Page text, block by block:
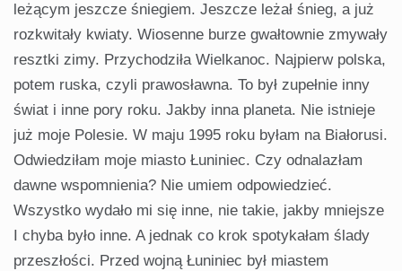
leżącym jeszcze śniegiem. Jeszcze leżał śnieg, a już
rozkwitały kwiaty. Wiosenne burze gwałtownie zmywały
resztki zimy. Przychodziła Wielkanoc. Najpierw polska,
potem ruska, czyli prawosławna. To był zupełnie inny
świat i inne pory roku. Jakby inna planeta. Nie istnieje
już moje Polesie. W maju 1995 roku byłam na Białorusi.
Odwiedziłam moje miasto Łuniniec. Czy odnalazłam
dawne wspomnienia? Nie umiem odpowiedzieć.
Wszystko wydało mi się inne, nie takie, jakby mniejsze
I chyba było inne. A jednak co krok spotykałam ślady
przeszłości. Przed wojną Łuniniec był miastem